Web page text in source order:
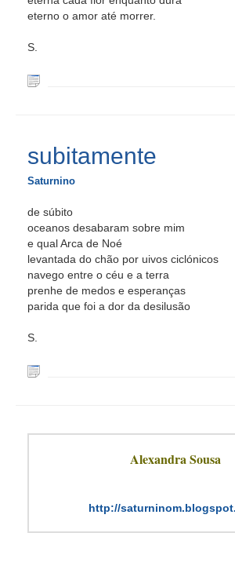
eterno o amor até morrer.
S.
subitamente
Saturnino
de súbito
oceanos desabaram sobre mim
e qual Arca de Noé
levantada do chão por uivos ciclónicos
navego entre o céu e a terra
prenhe de medos e esperanças
parida que foi a dor da desilusão
S.
Alexandra Sousa
http://